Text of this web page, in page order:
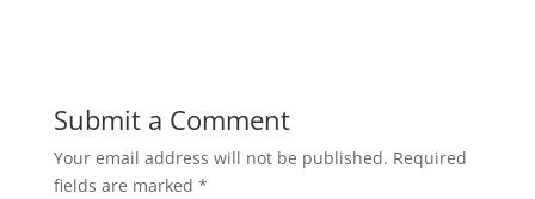
Submit a Comment
Your email address will not be published. Required
fields are marked *